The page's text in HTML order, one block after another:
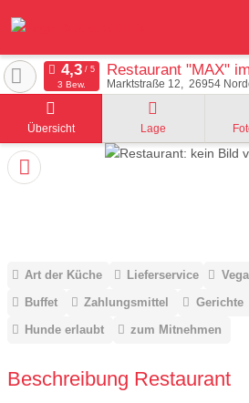
Restaurant "MAX"
Marktstraße 12 26954
3 Bew.
Übersicht Lage
Art der Küche Lieferservice
Buffet
Zahlungsmittel Gerichte
Hunde erlaubt
zum Mitnehmen
Beschreibung Restaurant